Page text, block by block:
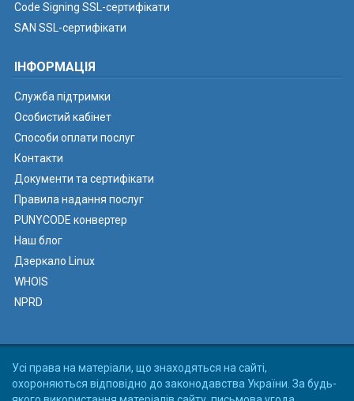
Code Signing SSL-сертифікати
SAN SSL-сертифікати
ІНФОРМАЦІЯ
Служба підтримки
Особистий кабінет
Способи оплати послуг
Контакти
Документи та сертифікати
Правила надання послуг
PUNYCODE конвертер
Наш блог
Дзеркало Linux
WHOIS
NPRD
Усі права на матеріали, що знаходяться на сайті,
охороняються відповідно до законодавства України. За будь-